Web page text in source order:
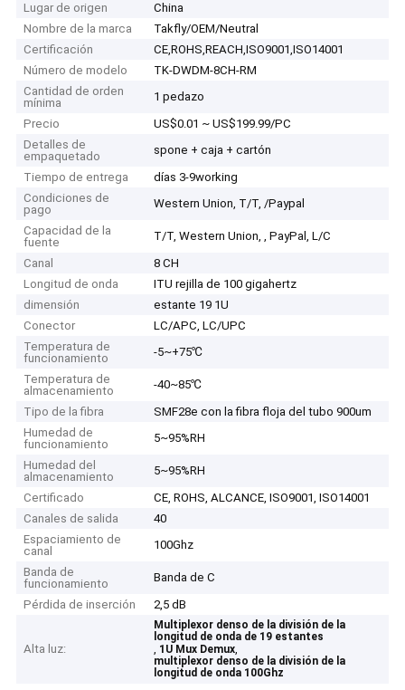
Lugar de origen
China
Nombre de la marca
Takfly/OEM/Neutral
Certificación
CE,ROHS,REACH,ISO9001,ISO14001
Número de modelo
TK-DWDM-8CH-RM
Cantidad de orden
mínima
1 pedazo
Precio
US$0.01 ~ US$199.99/PC
Detalles de
empaquetado
spone + caja + cartón
Tiempo de entrega
días 3-9working
Condiciones de
pago
Western Union, T/T, /Paypal
Capacidad de la
fuente
T/T, Western Union, , PayPal, L/C
Canal
8 CH
Longitud de onda
ITU rejilla de 100 gigahertz
dimensión
estante 19 1U
Conector
LC/APC, LC/UPC
Temperatura de
funcionamiento
-5~+75℃
Temperatura de
almacenamiento
-40~85℃
Tipo de la fibra
SMF28e con la fibra floja del tubo 900um
Humedad de
funcionamiento
5~95%RH
Humedad del
almacenamiento
5~95%RH
Certificado
CE, ROHS, ALCANCE, ISO9001, ISO14001
Canales de salida
40
Espaciamiento de
canal
100Ghz
Banda de
funcionamiento
Banda de C
Pérdida de inserción
2,5 dB
Alta luz:
Multiplexor denso de la división de la
longitud de onda de 19 estantes
, 1U Mux Demux,
multiplexor denso de la división de la
longitud de onda 100Ghz